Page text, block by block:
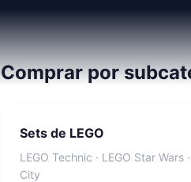
Comprar por
Sets de LEGO
LEGO Technic · LEGO Star Wars
City